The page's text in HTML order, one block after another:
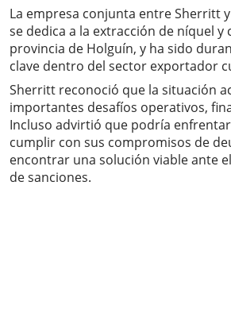
La empresa conjunta entre Sherritt
se dedica a la extracción de níquel y
provincia de Holguín, y ha sido
clave dentro del sector exportador
Sherritt reconoció que la situación
importantes desafíos operativos,
Incluso advirtió que podría
cumplir con sus compromisos de
encontrar una solución viable ante
de sanciones.